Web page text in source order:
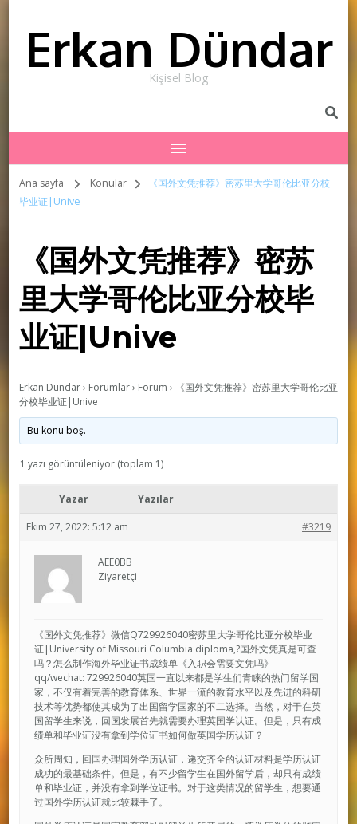
Erkan Dündar
Kişisel Blog
Ana sayfa Konular
《国外文凭推荐》密苏里大学哥伦比亚分校
毕业证|Unive
《国外文凭推荐》密苏
里大学哥伦比亚分校毕
业证|Unive
Erkan Dündar› Forumlar› Forum ›
《国外文凭推荐》密苏里大学哥伦比亚
分校毕业证|Unive
Bu konu boş.
1 yazı görüntüleniyor (toplam 1)
Yazar Yazılar
Ekim 27, 2022: 5:12 am #3219
AEE0BB
Ziyaretçi
《国外文凭推荐》微信Q729926040密苏里大学哥伦比亚分校毕业
证|University of Missouri Columbia diploma,?国外文凭真是可查
吗？怎么制作海外毕业证书成绩单《入职会需要文凭吗》
qq/wechat: 729926040英国一直以来都是学生们青睐的热门留学国
家，不仅有着完善的教育体系、世界一流的教育水平以及先进的科研
技术等优势都使其成为了出国留学国家的不二选择。当然，对于在英
国留学生来说，回国发展首先就需要办理英国学认证。但是，只有成
绩单和毕业证没有拿到学位证书如何做英国学历认证？
众所周知，回国办理国外学历认证，递交齐全的认证材料是学历认证
成功的最基础条件。但是，有不少留学生在国外留学后，却只有成绩
单和毕业证，并没有拿到学位证书。对于这类情况的留学生，想要通
过国外学历认证就比较棘手了。